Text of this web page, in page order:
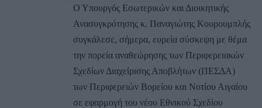
Ο Υπουργός Εσωτερικών και Διοικητικής
Ανασυγκρότησης κ. Παναγιώτης Κουρουμπλής
συγκάλεσε, σήμερα, ευρεία σύσκεψη με θέμα
την πορεία αναθεώρησης των Περιφερειακών
Σχεδίων Διαχείρισης Αποβλήτων (ΠΕΣΔΑ)
των Περιφερειών Βορείου και Νοτίου Αιγαίου
σε εφαρμογή του νέου Εθνικού Σχεδίου